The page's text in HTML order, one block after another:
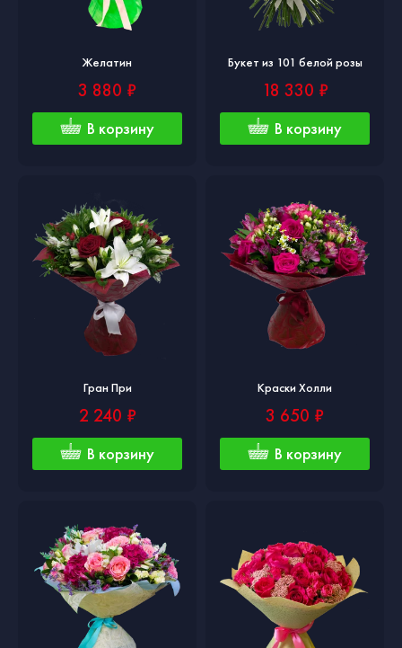
Желатин
3 880 ₽
В корзину
Букет из 101 белой розы
18 330 ₽
В корзину
Гран При
2 240 ₽
В корзину
Краски Холли
3 650 ₽
В корзину